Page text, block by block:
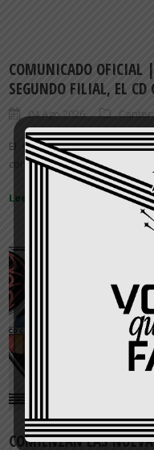
COMUNICADO OFICIAL
SEGUNDO FILIAL, EL
04 Ago 2026
El CD Castellón anuncia la
convierte en el segundo filial
Leer más
COMIENZAN LAS